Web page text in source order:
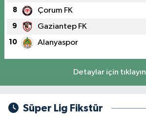
8 Çorum FK
9 Gaziantep FK
10 Alanyaspor
Detaylar için tıklayın
Süper Lig Fikstür